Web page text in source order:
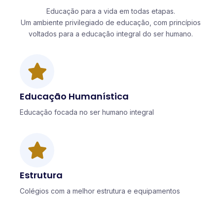
Educação para a vida em todas etapas.
Um ambiente privilegiado de educação, com princípios
voltados para a educação integral do ser humano.
Educação Humanística
Educação focada no ser humano integral
Estrutura
Colégios com a melhor estrutura e equipamentos